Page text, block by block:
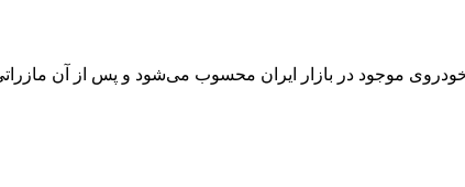
خودروی موجود در بازار ایران محسوب می‌شود و پس از آن